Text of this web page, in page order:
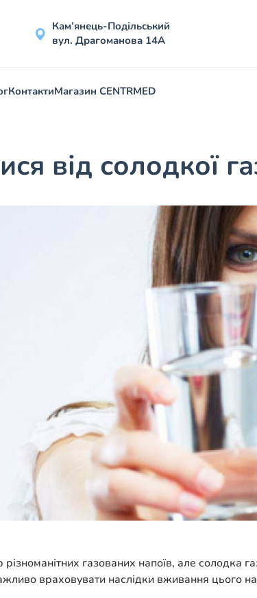
Кам’янець-Подільський
вул. Драгоманова 14А
КонтактиМагазин CENTRMED
від солодкої
газованих напоїв, але солодка
враховувати наслідки вживання цього